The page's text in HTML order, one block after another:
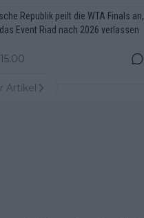
Republik peilt die WTA Finals an,
Event Riad nach 2026 verlassen
Artikel